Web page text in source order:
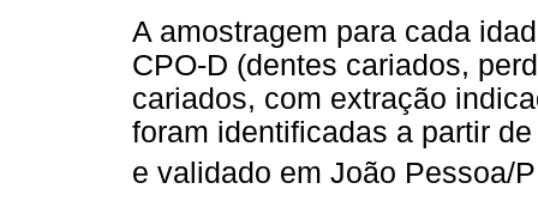
A amostragem para cada
CPO-D (dentes cariados,
cariados, com extração
foram identificadas a partir
e validado em João Pessoa/